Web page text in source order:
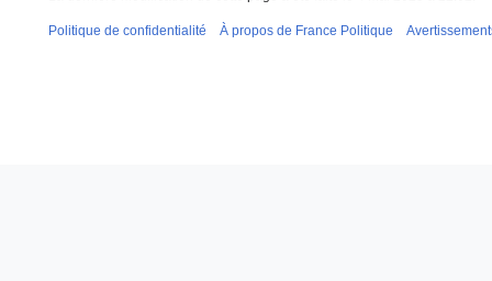
Politique de confidentialité À propos de France Politique